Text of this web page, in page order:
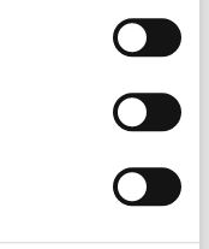
lm flex-power